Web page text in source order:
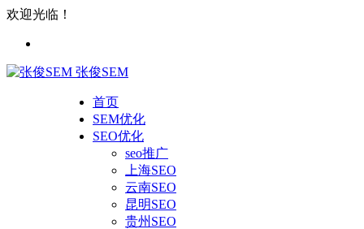
欢迎光临！
张俊SEM
首页
SEM优化
SEO优化
seo推广
上海SEO
云南SEO
昆明SEO
贵州SEO